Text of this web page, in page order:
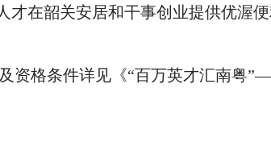
在韶关安居和干事创业提供优渥便
资格条件详见《“百万英才汇南粤